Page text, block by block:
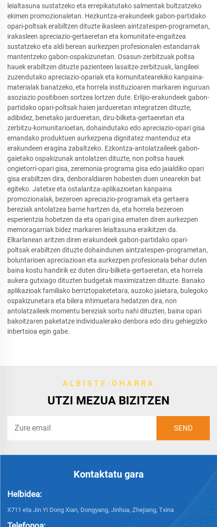
leialtasuna sustatzeko eta errepikatutako salmentak bultzatzeko
ekimen promozionaletan. Hezkuntza-erakundeek gabon-partidako
opari-poltsak erabiltzen dituzte ikasleen aintzatespen-programetan,
irakasleen apreciazio-gertaeretan eta komunitate-engaitzea
sustatzeko eta aldi berean aurkezpen profesionalen estandarrak
mantentzeko gabon-ospakizunetan. Osasun-zerbitzuak poltsa
hauek erabiltzen dituzte pazienteen lasaitze-zerbitzuak, langileei
zuzendutako apreciazio-opariak eta komunitatearekiko kanpaina-
materialak banatzeko, eta horrela instituzioaren markaren inguruan
asoziazio positiboen sortzea lortzen dute. Erlijio-erakundeek gabon-
partidako opari-poltsak haien jardueretan integratzen dituzte,
adibidez, benetako jardueretan, diru-bilketa-gertaeretan eta
zerbitzu-komunitarioetan, dohaindutako edo apreciazio-opari gisa
emandako produktuen aurkezpena dignitatez mantenduz eta
erakundeen eragina zabaltzeko. Ezkontza-antolatzaileek gabon-
gaietako ospakizunak antolatzen dituzte, non poltsa hauek
ongietorri-opari gisa, zeremonia-programa gisa edo jaialdiko opari
gisa erabiltzen dira, denboraldiaren hobesten duen unearekin bat
egiteko. Jatetxe eta ostalaritza-aplikazioetan kanpaina
promozionalak, bezeroen apreciazio-programak eta gertaera
bereziak antolatzea barne hartzen da, eta horrela bezeroen
esperientzia hobetzen da eta opari gisa ematen diren aurkezpen
memoragarriak bidez markaren leialtasuna eraikitzen da.
Elkarlanean aritzen diren erakundeek gabon-partidako opari-
poltsak erabiltzen dituzte dohaindunen aintzatespen-programetan,
boluntarioen apreciazioan eta aurkezpen profesionala behar duten
baina kostu handirik ez duten diru-bilketa-gertaeretan, eta horrela
aukera gutxiago dituzten budgetak maximizatzen dituzte. Banako
aplikazioak familiako berriztopaketetara, auzoko jaietara, bulegoko
ospakizunetara eta bilera intimuetara hedatzen dira, non
antolatzaileek momentu bereziak sortu nahi dituzten, baina opari
bakoitzaren paketatze individualerako denbora edo diru gehiegizko
inbertsioa egin gabe.
ALBISTE-OHARRA
UTZI MEZUA BIZITZEN
Kontaktatu gara
Helbidea:
X711 eta Jin Yi Dong Xian, Dongyang, Jinhua, Zhejiang, Txina